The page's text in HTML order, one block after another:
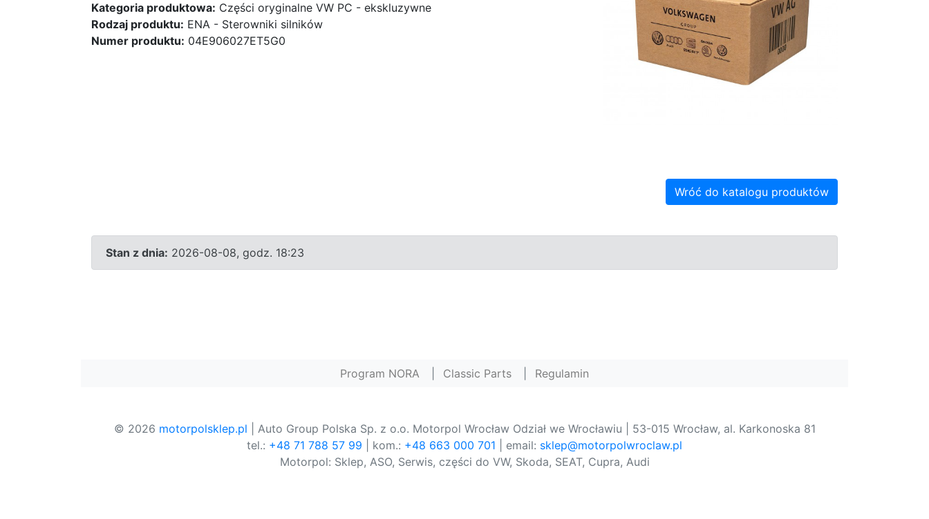
Kategoria produktowa: Części oryginalne VW PC - ekskluzywne
Rodzaj produktu: ENA - Sterowniki silników
Numer produktu: 04E906027ET5G0
Wróć do katalogu produktów
Stan z dnia: 2026-08-08, godz. 18:23
Program NORA Classic Parts Regulamin
© 2026 motorpolsklep.pl | Auto Group Polska Sp. z o.o. Motorpol Wrocław Odział we Wrocławiu | 53-015 Wrocław, al. Karkonoska 81
tel.: +48 71 788 57 99 | kom.: +48 663 000 701 | email: sklep@motorpolwroclaw.pl
Motorpol: Sklep, ASO, Serwis, części do VW, Skoda, SEAT, Cupra, Audi